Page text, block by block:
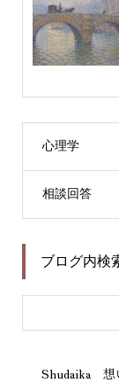
心理学
相談回答
ブログ内検
Shudaika 想